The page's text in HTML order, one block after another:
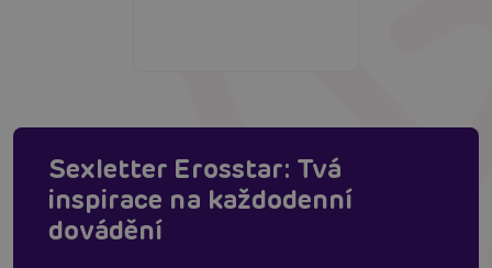
Sexletter Erosstar: Tvá
inspirace na každodenní
dovádění